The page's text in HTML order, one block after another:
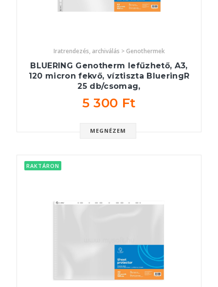
Iratrendezés, archiválás > Genothermek
BLUERING Genotherm lefűzhető, A3,
120 micron fekvő, víztiszta BlueringR
25 db/csomag,
5 300 Ft
MEGNÉZEM
RAKTÁRON